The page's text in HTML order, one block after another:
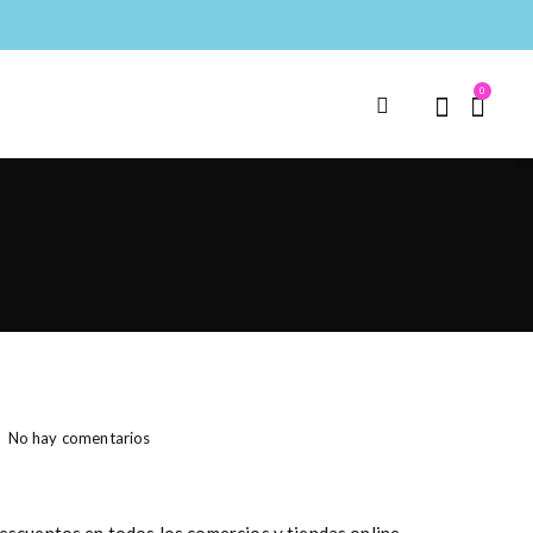
0
No hay comentarios